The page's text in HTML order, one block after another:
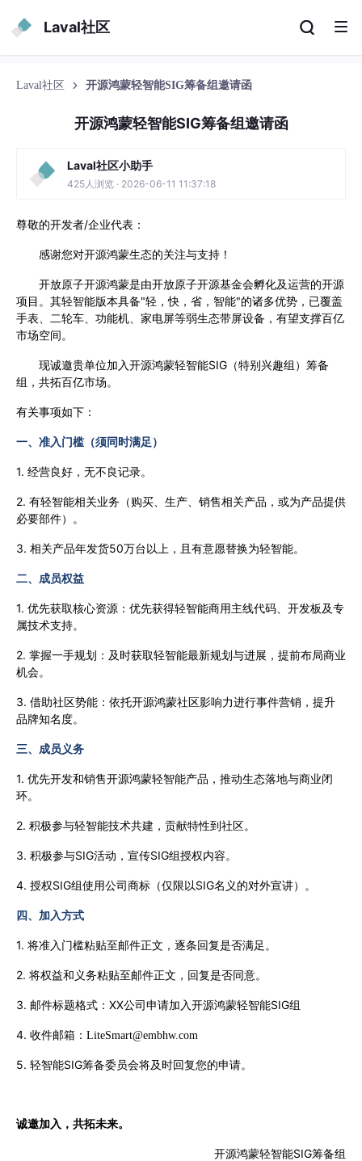
Laval社区
Laval社区 开源鸿蒙轻智能SIG筹备组邀请函
开源鸿蒙轻智能SIG筹备组邀请函
Laval社区小助手
425人浏览 · 2026-06-11 11:37:18
尊敬的开发者/企业代表：
感谢您对开源鸿蒙生态的关注与支持！
开放原子开源鸿蒙是由开放原子开源基金会孵化及运营的开源
项目。其轻智能版本具备"轻，快，省，智能"的诸多优势，已覆盖
手表、二轮车、功能机、家电屏等弱生态带屏设备，有望支撑百亿
市场空间。
现诚邀贵单位加入开源鸿蒙轻智能SIG（特别兴趣组）筹备
组，共拓百亿市场。
有关事项如下：
一、准入门槛（须同时满足）
1. 经营良好，无不良记录。
2. 有轻智能相关业务（购买、生产、销售相关产品，或为产品提供
必要部件）。
3. 相关产品年发货50万台以上，且有意愿替换为轻智能。
二、成员权益
1. 优先获取核心资源：优先获得轻智能商用主线代码、开发板及专
属技术支持。
2. 掌握一手规划：及时获取轻智能最新规划与进展，提前布局商业
机会。
3. 借助社区势能：依托开源鸿蒙社区影响力进行事件营销，提升
品牌知名度。
三、成员义务
1. 优先开发和销售开源鸿蒙轻智能产品，推动生态落地与商业闭
环。
2. 积极参与轻智能技术共建，贡献特性到社区。
3. 积极参与SIG活动，宣传SIG组授权内容。
4. 授权SIG组使用公司商标（仅限以SIG名义的对外宣讲）。
四、加入方式
1. 将准入门槛粘贴至邮件正文，逐条回复是否满足。
2. 将权益和义务粘贴至邮件正文，回复是否同意。
3. 邮件标题格式：XX公司申请加入开源鸿蒙轻智能SIG组
4. 收件邮箱： LiteSmart@embhw.com
5. 轻智能SIG筹备委员会将及时回复您的申请。
诚邀加入，共拓未来。
开源鸿蒙轻智能SIG筹备组